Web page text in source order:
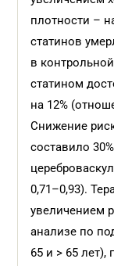
плотности –
статинов
в
статином
на 12%
Снижение
составило
0,71–0,93).
увеличением
анализе по
65 и > 65